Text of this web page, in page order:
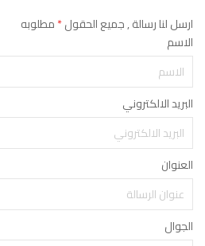
ارسل لنا رسالة , جميع الحقول*مطلوبه
الاسم
البريد الالكتروني
العنوان
الجوال